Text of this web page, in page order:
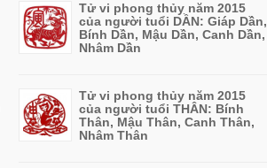
Tử vi phong thủy năm 2015
của người tuổi DẦN: Giáp Dần,
Bính Dần, Mậu Dần, Canh Dần,
Nhâm Dần
Tử vi phong thủy năm 2015
của người tuổi THÂN: Bính
Thân, Mậu Thân, Canh Thân,
Nhâm Thân